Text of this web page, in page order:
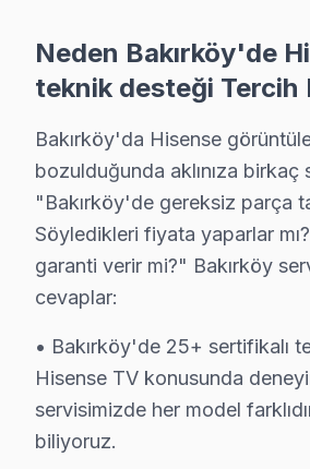
Kartaltepe'de Hisense ekran
Osmaniye'de Hisense
Sakızağacı'nda Hisense TV
Sakızağacı bölgesinde
Şenlikköy'de Hisense TV Servisi
Şenlikköy'de Hisense
Yenimahalle'de Hisense TV
Yenimahalle'de Hisense
Neden Bakırköy'de
teknik desteği Tercih
Bakırköy'da Hisense
bozulduğunda aklınıza birkaç
"Bakırköy'de gereksiz parça
Söyledikleri fiyata yaparlar
garanti verir mi?" Bakırköy
cevaplar:
• Bakırköy'de 25+ sertifikalı
Hisense TV konusunda
servisimizde her model
biliyoruz.